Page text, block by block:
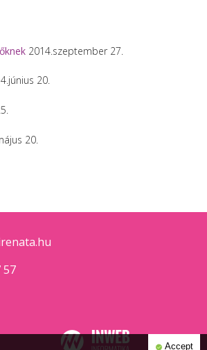
2014.szeptember 27.
20.
20.
57
Accept